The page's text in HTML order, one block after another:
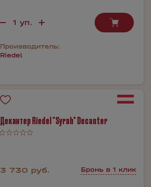
Производитель:
Riedel
Декантер Riedel "Syrah" Decanter
3 730 руб. Бронь в 1 клик